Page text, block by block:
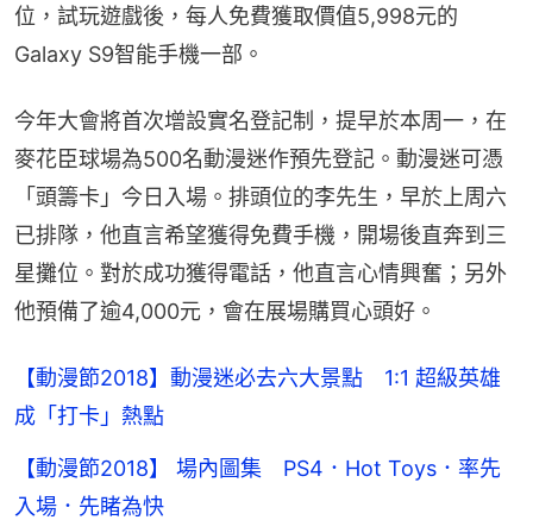
位，試玩遊戲後，每人免費獲取價值5,998元的
Galaxy S9智能手機一部。
今年大會將首次增設實名登記制，提早於本周一，在
麥花臣球場為500名動漫迷作預先登記。動漫迷可憑
「頭籌卡」今日入場。排頭位的李先生，早於上周六
已排隊，他直言希望獲得免費手機，開場後直奔到三
星攤位。對於成功獲得電話，他直言心情興奮；另外
他預備了逾4,000元，會在展場購買心頭好。
【動漫節2018】動漫迷必去六大景點 1:1 超級英雄
成「打卡」熱點
【動漫節2018】 場內圖集 PS4．Hot Toys．率先
入場．先睹為快